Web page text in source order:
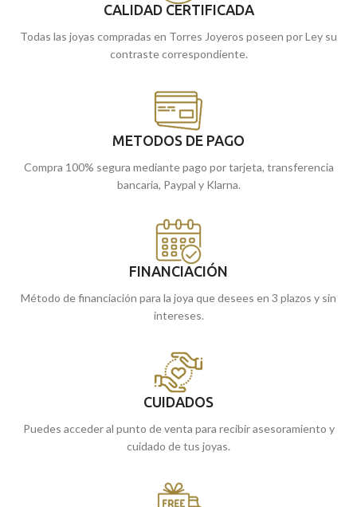
CALIDAD CERTIFICADA
Todas las joyas compradas en Torres Joyeros poseen por Ley su
contraste correspondiente.
METODOS DE PAGO
Compra 100% segura mediante pago por tarjeta, transferencia
bancaria, Paypal y Klarna.
FINANCIACIÓN
Método de financiación para la joya que desees en 3 plazos y sin
intereses.
CUIDADOS
Puedes acceder al punto de venta para recibir asesoramiento y
cuidado de tus joyas.